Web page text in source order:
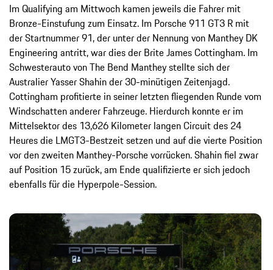
Im Qualifying am Mittwoch kamen jeweils die Fahrer mit
Bronze-Einstufung zum Einsatz. Im Porsche 911 GT3 R mit
der Startnummer 91, der unter der Nennung von Manthey DK
Engineering antritt, war dies der Brite James Cottingham. Im
Schwesterauto von The Bend Manthey stellte sich der
Australier Yasser Shahin der 30-minütigen Zeitenjagd.
Cottingham profitierte in seiner letzten fliegenden Runde vom
Windschatten anderer Fahrzeuge. Hierdurch konnte er im
Mittelsektor des 13,626 Kilometer langen Circuit des 24
Heures die LMGT3-Bestzeit setzen und auf die vierte Position
vor den zweiten Manthey-Porsche vorrücken. Shahin fiel zwar
auf Position 15 zurück, am Ende qualifizierte er sich jedoch
ebenfalls für die Hyperpole-Session.